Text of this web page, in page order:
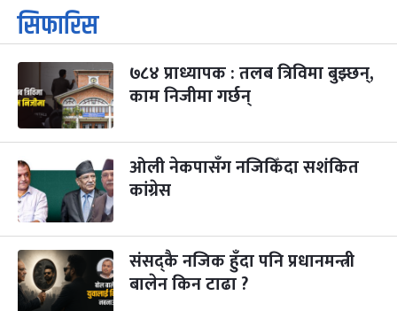
१
आइत
कार्तिक सङ्क्रान्ति
कार्तिक १, २०८३
३
मंगल
महानवमी
कार्तिक ३, २०८३-Oct 20, 2026
२ महिना बाँकी
४
कार्तिक ४, २०८३ Oct 21, 2026
५
बिहि
पापा‌ङ्कुशा एकादशी व्रत
कार्तिक ५, २०८३
२२
आइत
कुकुर तिहार
कार्तिक २२, २०८३-Nov 8, 2026
३ महिना बाँकी
सिफारिस
७८४ प्राध्यापक : तलब त्रिविमा बुझ्छन्,
काम निजीमा गर्छन्
ओली नेकपासँग नजिकिँदा सशंकित
कांग्रेस
संसद्कै नजिक हुँदा पनि प्रधानमन्त्री
बालेन किन टाढा ?